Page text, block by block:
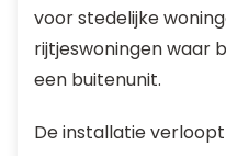
voor stedelijke
rijtjeswoningen waar
een buitenunit.
De installatie